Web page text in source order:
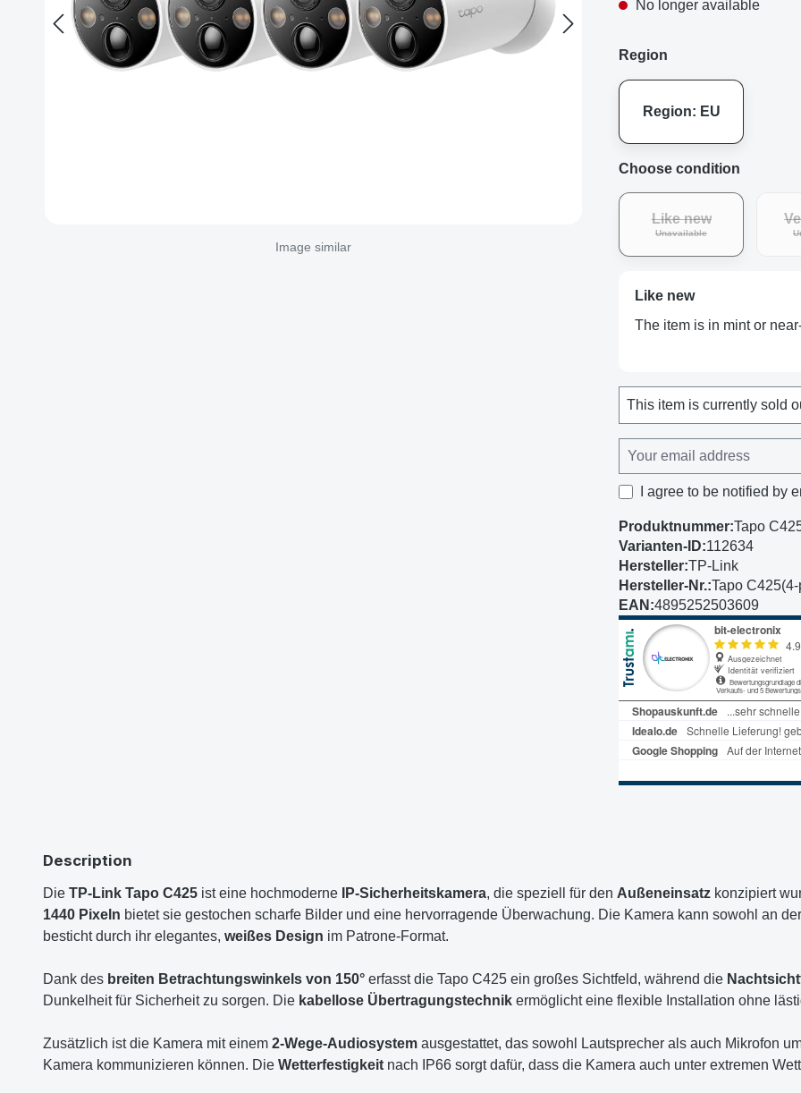
Image similar
No longer available
Region
Region: EU
Choose condition
Like new
Unavailable(This option is
Like new
The item is in mint or
This item is currently sold
I agree to be notified by
Produktnummer:Tapo
Varianten-ID:112634
Hersteller:TP-Link
Hersteller-Nr.:Tapo
EAN:4895252503609
Description
Die TP-Link Tapo C425 ist eine hochmoderne IP-Sicherheitskamera, die speziell für den Außeneinsatz konzipiert
1440 Pixeln bietet sie gestochen scharfe Bilder und eine hervorragende Überwachung. Die Kamera kann sowohl an der
besticht durch ihr elegantes, weißes Design im Patrone-Format.
Dank des breiten Betrachtungswinkels von 150° erfasst die Tapo C425 ein großes Sichtfeld, während die
Dunkelheit für Sicherheit zu sorgen. Die kabellose Übertragungstechnik ermöglicht eine flexible Installation ohne
Zusätzlich ist die Kamera mit einem 2-Wege-Audiosystem ausgestattet, das sowohl Lautsprecher als auch Mikrofon
Kamera kommunizieren können. Die Wetterfestigkeit nach IP66 sorgt dafür, dass die Kamera auch unter extremen